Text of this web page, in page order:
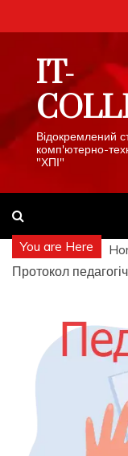
to
IT-
Відокремлений
комп'ютерно-
"ХПІ"
You are Here
Протокол